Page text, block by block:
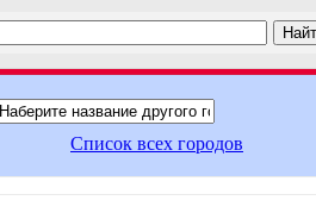
Список всех городов